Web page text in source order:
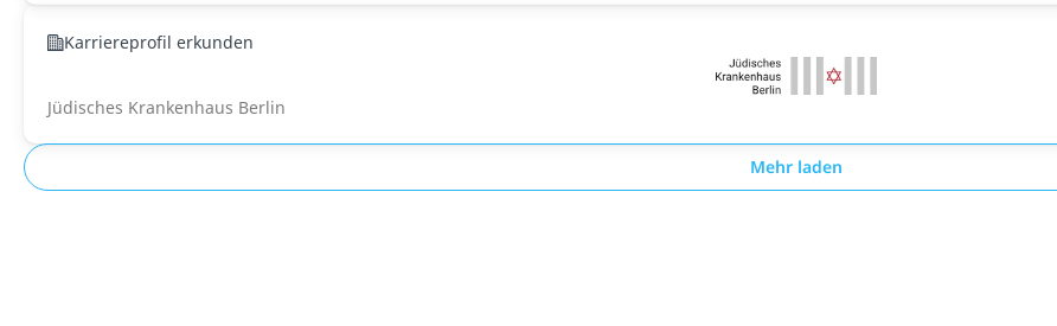
Karriereprofil erkunden
Jüdisches Krankenhaus Berlin
Mehr laden